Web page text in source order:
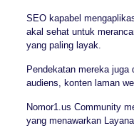
SEO kapabel
akal sehat untuk
yang paling layak.
Pendekatan mereka juga
audiens, konten laman
Nomor1.us Community
yang menawarkan